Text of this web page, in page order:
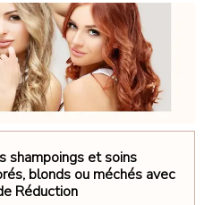
shampoings et soins
blonds ou méchés avec
Réduction